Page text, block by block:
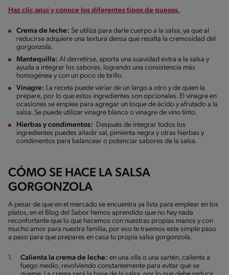
Haz clic aquí y conoce los diferentes tipos de quesos.
Crema de leche: Se utiliza para darle cuerpo a la salsa, ya que al
reducirse adquiere una textura densa que resalta la cremosidad del
gorgonzola.
Mantequilla: Al derretirse, aporta una suavidad extra a la salsa y
ayuda a integrar los sabores, logrando una consistencia más
homogénea y con un poco de brillo.
Vinagre: La receta puede variar de un largo a otro y de quien la
prepare, por lo que estos ingredientes son opcionales. El vinagre en
ocasiones se emplea para agregar un toque de ácido y afrutado a la
salsa. Se puede utilizar vinagre blanco o vinagre de vino tinto.
Hierbas y condimentos: Después de integrar todos los
ingredientes puedes añadir sal, pimienta negra y otras hierbas y
condimentos para balancear o potenciar sabores de la salsa.
CÓMO SE HACE LA SALSA
GORGONZOLA
A pesar de que en el mercado se encuentra ya lista para emplear en los
platos, en el Blog del Sabor hemos aprendido que no hay nada
reconfortante que lo que hacemos con nuestras propias manos y con
mucho amor para nuestra familia, por eso te traemos este simple paso
a paso para que prepares en casa tu propia salsa gorgonzola.
Calienta la crema de leche: en una olla o una sartén, calienta a
fuego medio, revolviendo constantemente para evitar que se